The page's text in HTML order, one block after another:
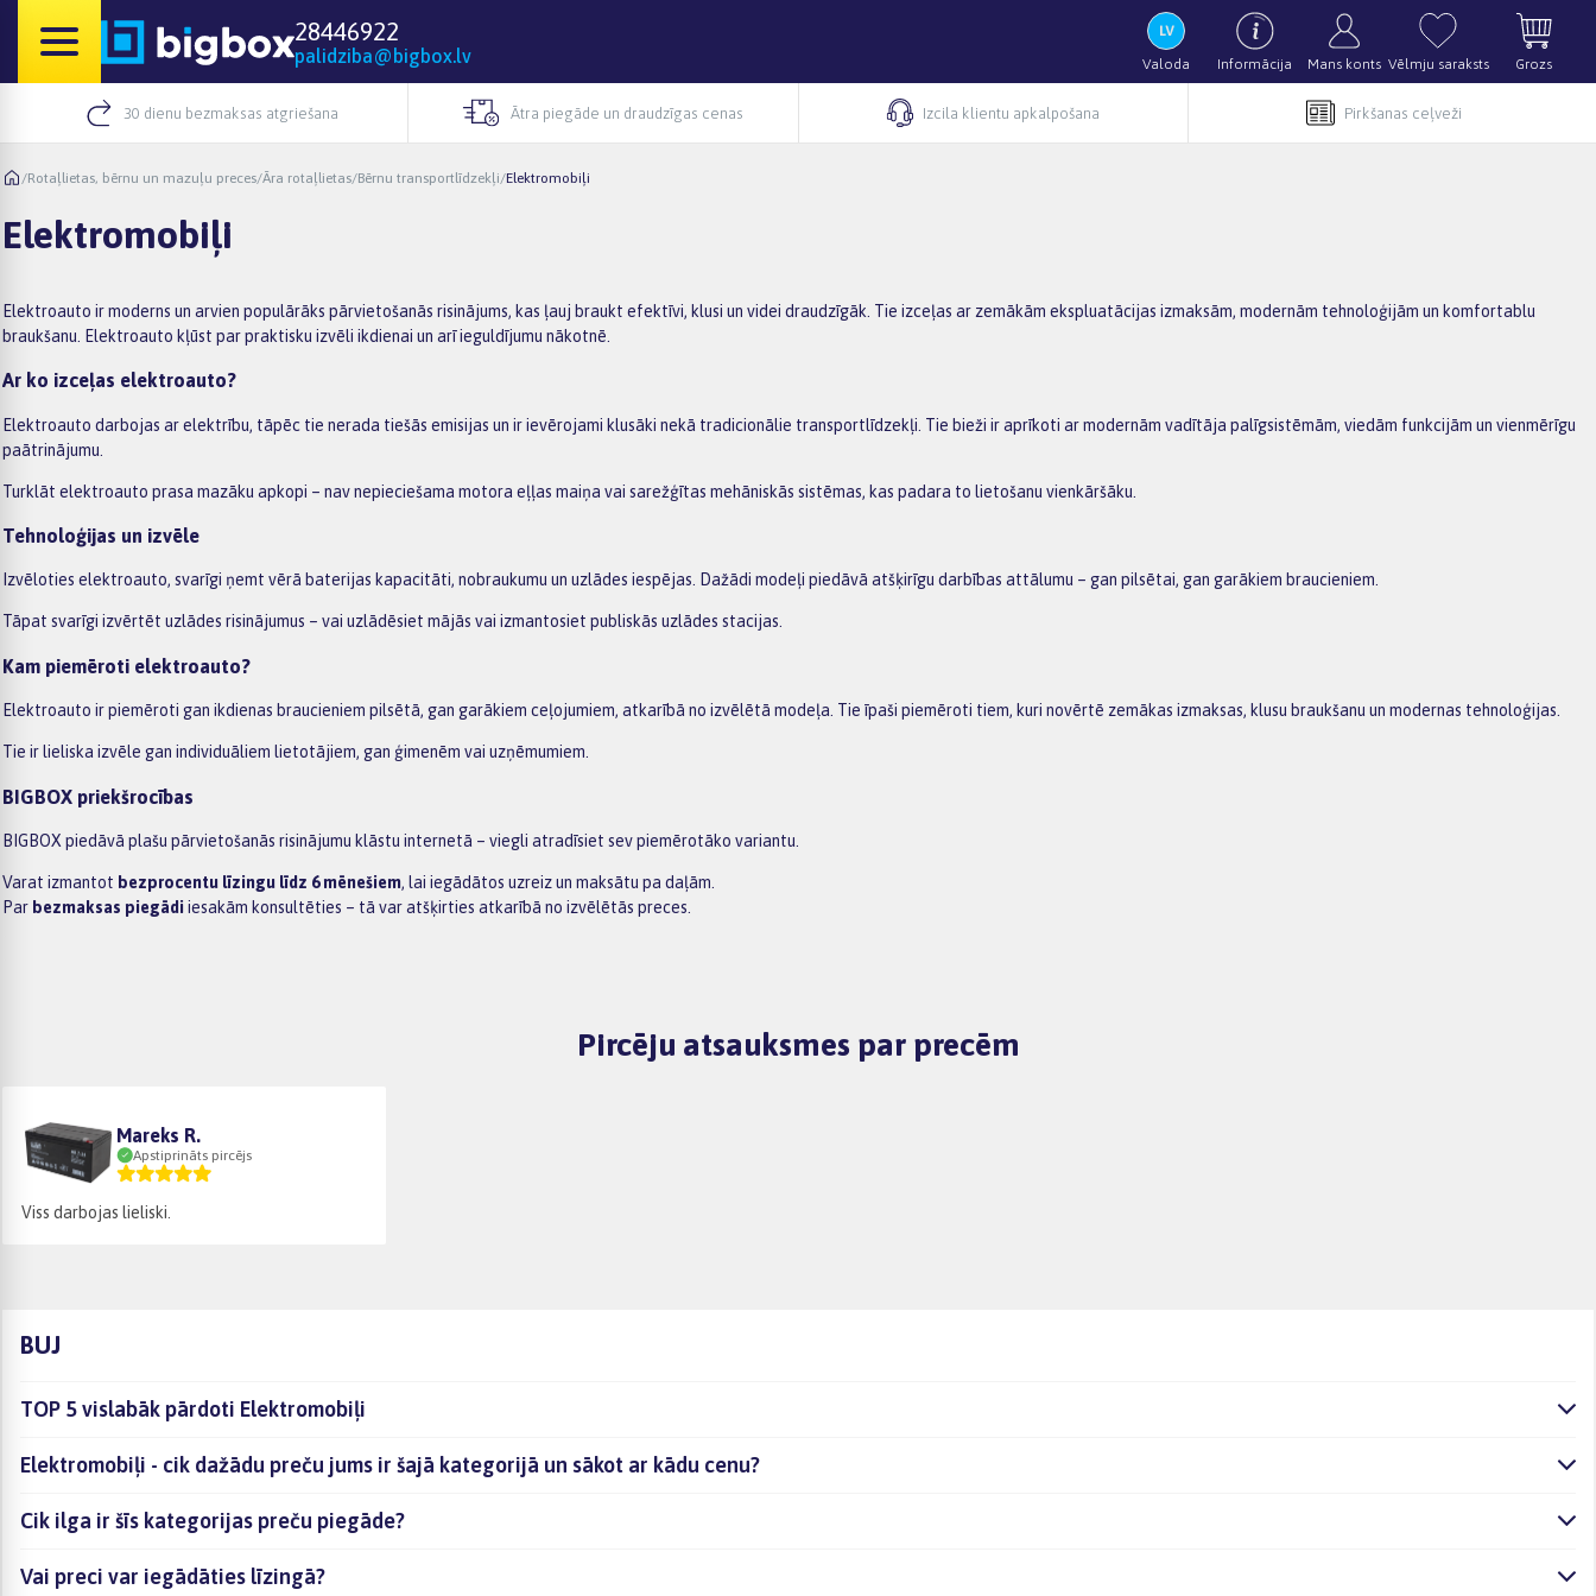
28446922
palidziba@bigbox.lv Valoda Informācija Mans konts Vēlmju saraksts Grozs
30 dienu bezmaksas atgriešana Ātra piegāde un draudzīgas cenas Izcila klientu apkalpošana Pirkšanas ceļveži
/Rotaļlietas, bērnu un mazuļu preces/Āra rotaļlietas/Bērnu transportlīdzekļi/Elektromobiļi
Elektromobiļi
Elektroauto ir moderns un arvien populārāks pārvietošanās risinājums, kas ļauj braukt efektīvi, klusi un videi draudzīgāk. Tie izceļas ar zemākām ekspluatācijas izmaksām, modernām tehnoloģijām un komfortablu
braukšanu. Elektroauto kļūst par praktisku izvēli ikdienai un arī ieguldījumu nākotnē.
Ar ko izceļas elektroauto?
Elektroauto darbojas ar elektrību, tāpēc tie nerada tiešās emisijas un ir ievērojami klusāki nekā tradicionālie transportlīdzekļi. Tie bieži ir aprīkoti ar modernām vadītāja palīgsistēmām, viedām funkcijām un vienmērīgu
paātrinājumu.
Turklāt elektroauto prasa mazāku apkopi – nav nepieciešama motora eļļas maiņa vai sarežģītas mehāniskās sistēmas, kas padara to lietošanu vienkāršāku.
Tehnoloģijas un izvēle
Izvēloties elektroauto, svarīgi ņemt vērā baterijas kapacitāti, nobraukumu un uzlādes iespējas. Dažādi modeļi piedāvā atšķirīgu darbības attālumu – gan pilsētai, gan garākiem braucieniem.
Tāpat svarīgi izvērtēt uzlādes risinājumus – vai uzlādēsiet mājās vai izmantosiet publiskās uzlādes stacijas.
Kam piemēroti elektroauto?
Elektroauto ir piemēroti gan ikdienas braucieniem pilsētā, gan garākiem ceļojumiem, atkarībā no izvēlētā modeļa. Tie īpaši piemēroti tiem, kuri novērtē zemākas izmaksas, klusu braukšanu un modernas tehnoloģijas.
Tie ir lieliska izvēle gan individuāliem lietotājiem, gan ģimenēm vai uzņēmumiem.
BIGBOX priekšrocības
BIGBOX piedāvā plašu pārvietošanās risinājumu klāstu internetā – viegli atradīsiet sev piemērotāko variantu.
Varat izmantot bezprocentu līzingu līdz 6 mēnešiem, lai iegādātos uzreiz un maksātu pa daļām.
Par bezmaksas piegādiiesakām konsultēties – tā var atšķirties atkarībā no izvēlētās preces.
Pircēju atsauksmes par precēm
Mareks R.
Apstiprināts pircējs
Viss darbojas lieliski.
BUJ
TOP 5 vislabāk pārdoti Elektromobiļi
Elektromobiļi - cik dažādu preču jums ir šajā kategorijā un sākot ar kādu cenu?
Cik ilga ir šīs kategorijas preču piegāde?
Vai preci var iegādāties līzingā?